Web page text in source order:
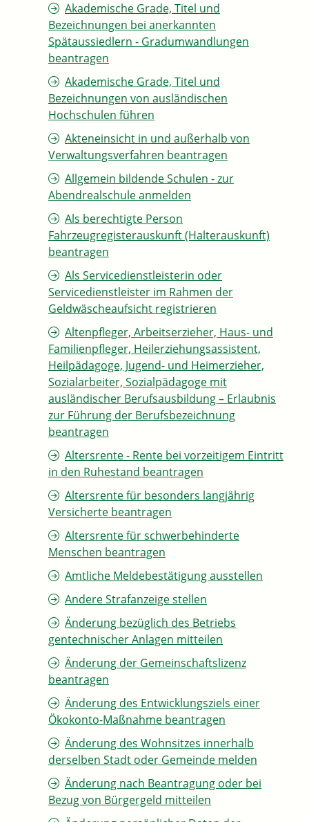
Akademische Grade, Titel und
Bezeichnungen bei anerkannten
Spätaussiedlern - Gradumwandlungen
beantragen
Akademische Grade, Titel und
Bezeichnungen von ausländischen
Hochschulen führen
Akteneinsicht in und außerhalb von
Verwaltungsverfahren beantragen
Allgemein bildende Schulen - zur
Abendrealschule anmelden
Als berechtigte Person
Fahrzeugregisterauskunft (Halterauskunft)
beantragen
Als Servicedienstleisterin oder
Servicedienstleister im Rahmen der
Geldwäscheaufsicht registrieren
Altenpfleger, Arbeitserzieher, Haus- und
Familienpfleger, Heilerziehungsassistent,
Heilpädagoge, Jugend- und Heimerzieher,
Sozialarbeiter, Sozialpädagoge mit
ausländischer Berufsausbildung – Erlaubnis
zur Führung der Berufsbezeichnung
beantragen
Altersrente - Rente bei vorzeitigem Eintritt
in den Ruhestand beantragen
Altersrente für besonders langjährig
Versicherte beantragen
Altersrente für schwerbehinderte
Menschen beantragen
Amtliche Meldebestätigung ausstellen
Andere Strafanzeige stellen
Änderung bezüglich des Betriebs
gentechnischer Anlagen mitteilen
Änderung der Gemeinschaftslizenz
beantragen
Änderung des Entwicklungsziels einer
Ökokonto-Maßnahme beantragen
Änderung des Wohnsitzes innerhalb
derselben Stadt oder Gemeinde melden
Änderung nach Beantragung oder bei
Bezug von Bürgergeld mitteilen